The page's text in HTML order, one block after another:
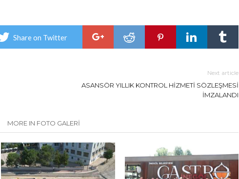
Share on Twitter
Next article
ASANSÖR YILLIK KONTROL HİZMETİ SÖZLEŞMESİ
İMZALANDI
MORE IN FOTO GALERİ